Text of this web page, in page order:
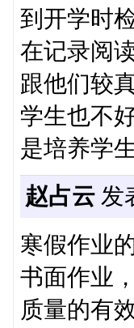
到开学时
在记录阅
跟他们较
学生也不
是培养学
赵占云发
寒假作业
书面作业
质量的有